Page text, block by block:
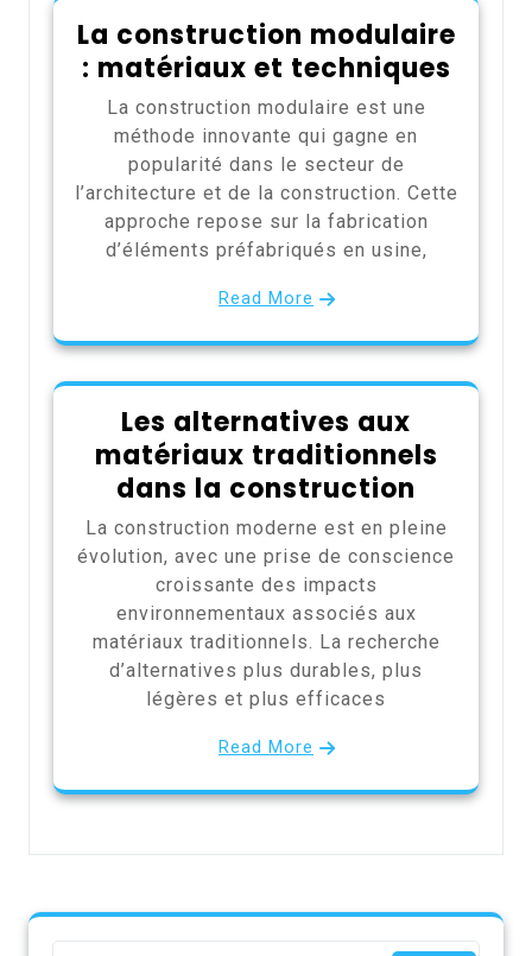
La construction modulaire
: matériaux et techniques
La construction modulaire est une
méthode innovante qui gagne en
popularité dans le secteur de
l’architecture et de la construction. Cette
approche repose sur la fabrication
d’éléments préfabriqués en usine,
Read More
Les alternatives aux
matériaux traditionnels
dans la construction
La construction moderne est en pleine
évolution, avec une prise de conscience
croissante des impacts
environnementaux associés aux
matériaux traditionnels. La recherche
d’alternatives plus durables, plus
légères et plus efficaces
Read More